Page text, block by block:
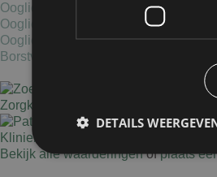
Ooglidcorrectie Zaandam
Ooglidcorrectie IJmuiden
Ooglidcorrectie Beverwijk
Borstvergroting Haarlem
Kliniek Het Bolwerk
Bekijk alle waarderingenofplaats
DETAILS